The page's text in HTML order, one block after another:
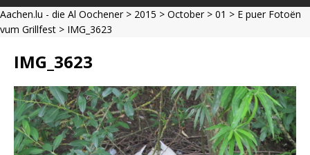
Aachen.lu - die Al Oochener> 2015 > October> 01 > E puer Fotoën
vum Grillfest > IMG_3623
IMG_3623